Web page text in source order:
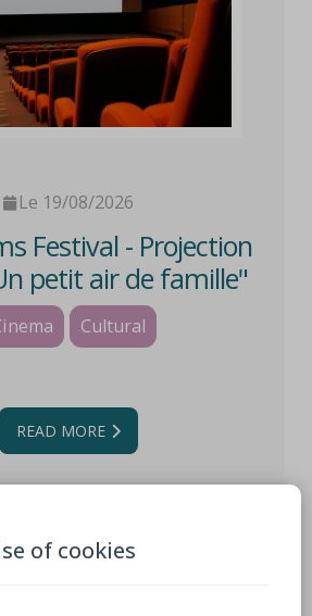
Le 19/08/2026
Festival - Projection
petit air de famille"
atelier créatif
Cultural
READ MORE
of cookies